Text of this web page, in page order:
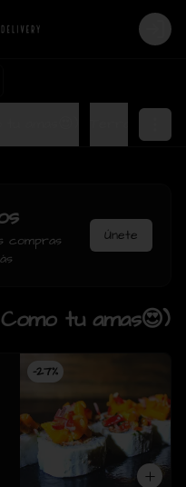
Login
compras
Únete
tu amas😍)
-27%